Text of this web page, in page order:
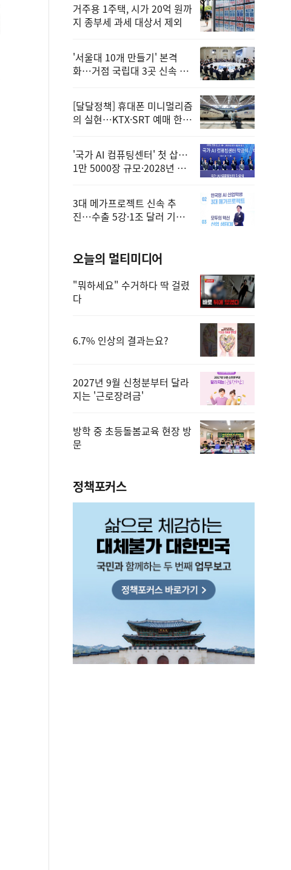
거주용 1주택, 시가 20억 원까
지 종부세 과세 대상서 제외
'서울대 10개 만들기' 본격
화…거점 국립대 3곳 신속 선
[달달정책] 휴대폰 미니멀리즘
의 실현…KTX·SRT 예매 한
'국가 AI 컴퓨팅센터' 첫 삽…
1만 5000장 규모·2028년 완
3대 메가프로젝트 신속 추
진…수출 5강·1조 달러 기반
오늘의 멀티미디어
"뭐하세요" 수거하다 딱 걸렸
다
6.7% 인상의 결과는요?
2027년 9월 신청분부터 달라
지는 '근로장려금'
방학 중 초등돌봄교육 현장 방
문
정책포커스